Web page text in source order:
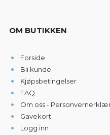
OM BUTIKKEN
Forside
Bli kunde
Kjøpsbetingelser
FAQ
Om oss -
Gavekort
Logg inn